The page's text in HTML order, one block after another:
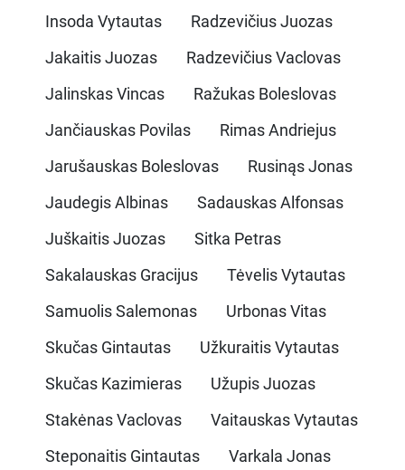
Insoda Vytautas Radzevičius Juozas
Jakaitis Juozas Radzevičius Vaclovas
Jalinskas Vincas Ražukas Boleslovas
Jančiauskas Povilas Rimas Andriejus
Jarušauskas Boleslovas Rusinąs Jonas
Jaudegis Albinas Sadauskas Alfonsas
Juškaitis Juozas Sitka Petras
Sakalauskas Gracijus Tėvelis Vytautas
Samuolis Salemonas Urbonas Vitas
Skučas Gintautas Užkuraitis Vytautas
Skučas Kazimieras Užupis Juozas
Stakėnas Vaclovas Vaitauskas Vytautas
Steponaitis Gintautas Varkala Jonas